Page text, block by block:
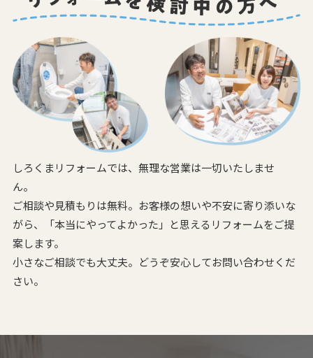
しろくまリフォームでは、無理な営業は一切いたしませ
ん。
ご相談や見積もりは無料。お客様の想いや不安に寄り添いな
がら、
「本当にやってよかった」と思えるリフォームをご提
案します。
小さなご相談でも大丈夫。どうぞ安心してお問い合わせくだ
さい。